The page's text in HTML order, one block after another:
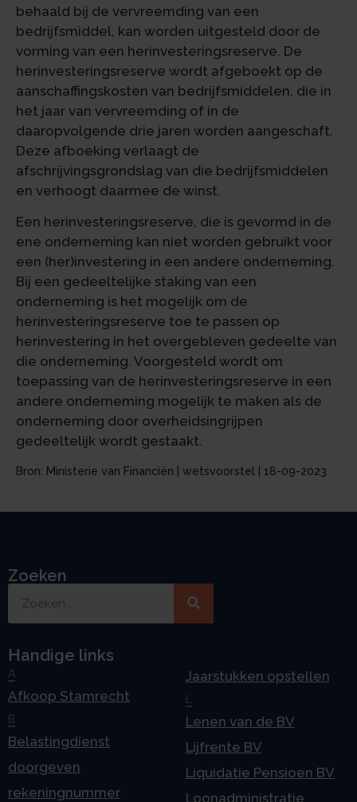
behaald bij de vervreemding van een
bedrijfsmiddel, kan worden uitgesteld door de
vorming van een herinvesteringsreserve. De
herinvesteringsreserve wordt afgeboekt op de
aanschaffingskosten van bedrijfsmiddelen, die in
het jaar van vervreemding of in de
daaropvolgende drie jaren worden aangeschaft.
Deze afboeking verlaagt de
afschrijvingsgrondslag van die bedrijfsmiddelen
en verhoogt daarmee de winst.
Een herinvesteringsreserve, die is gevormd in de
ene onderneming kan niet worden gebruikt voor
een (her)investering in een andere onderneming.
Bij een gedeeltelijke staking van een
onderneming is het mogelijk om de
herinvesteringsreserve toe te passen op
herinvestering in het overgebleven gedeelte van
die onderneming. Voorgesteld wordt om
toepassing van de herinvesteringsreserve in een
andere onderneming mogelijk te maken als de
onderneming door overheidsingrijpen
gedeeltelijk wordt gestaakt.
Bron: Ministerie van Financiën | wetsvoorstel | 18-09-2023
Zoeken
Handige links
A
Afkoop Stamrecht
B
Belastingdienst
doorgeven
rekeningnummer
Jaarstukken opstellen
Lenen van de BV
Lijfrente BV
Liquidatie Pensioen BV
Loonadministratie